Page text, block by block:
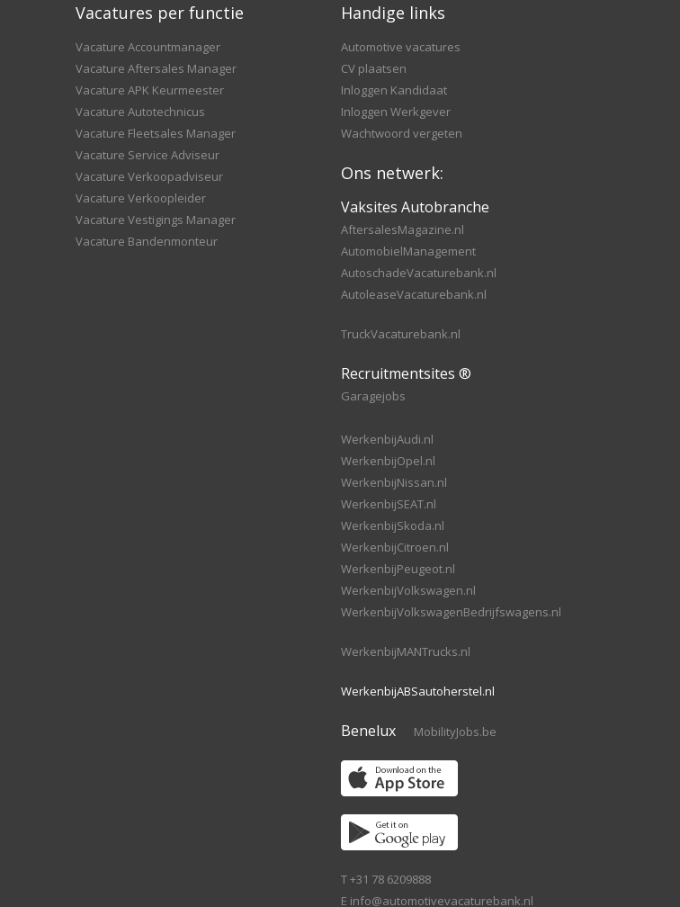
Vacatures per functie
Vacature Accountmanager
Vacature Aftersales Manager
Vacature APK Keurmeester
Vacature Autotechnicus
Vacature Fleetsales Manager
Vacature Service Adviseur
Vacature Verkoopadviseur
Vacature Verkoopleider
Vacature Vestigings Manager
Vacature Bandenmonteur
Handige links
Automotive vacatures
CV plaatsen
Inloggen Kandidaat
Inloggen Werkgever
Wachtwoord vergeten
Ons netwerk:
Vaksites Autobranche
AftersalesMagazine.nl
AutomobielManagement
AutoschadeVacaturebank.nl
AutoleaseVacaturebank.nl
TruckVacaturebank.nl
Recruitmentsites ®
Garagejobs
WerkenbijAudi.nl
WerkenbijOpel.nl
WerkenbijNissan.nl
WerkenbijSEAT.nl
WerkenbijSkoda.nl
WerkenbijCitroen.nl
WerkenbijPeugeot.nl
WerkenbijVolkswagen.nl
WerkenbijVolkswagenBedrijfswagens.nl
WerkenbijMANTrucks.nl
WerkenbijABSautoherstel.nl
Benelux MobilityJobs.be
T +31 78 6209888
E info@automotivevacaturebank.nl